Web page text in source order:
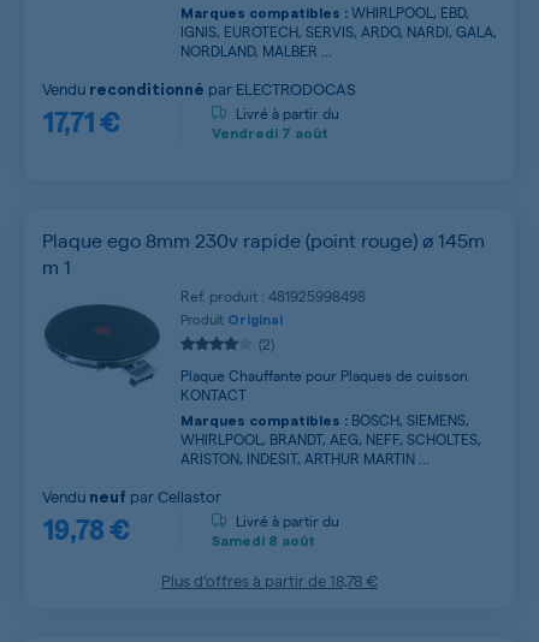
Marques compatibles : WHIRLPOOL, EBD,
IGNIS, EUROTECH, SERVIS, ARDO, NARDI, GALA,
NORDLAND, MALBER ...
17,71 €
Vendu reconditionné par ELECTRODOCAS
Livré à partir du
Vendredi 7 août
Plaque ego 8mm 230v rapide (point rouge) ø 145m
m 1
Ref. produit : 481925998498
Produit Original
(2)
Plaque Chauffante pour Plaques de cuisson
KONTACT
Marques compatibles : BOSCH, SIEMENS,
WHIRLPOOL, BRANDT, AEG, NEFF, SCHOLTES,
ARISTON, INDESIT, ARTHUR MARTIN ...
19,78 €
Vendu neuf parCellastor
Livré à partir du
Samedi 8 août
Plus d’offres à partir de18,78 €